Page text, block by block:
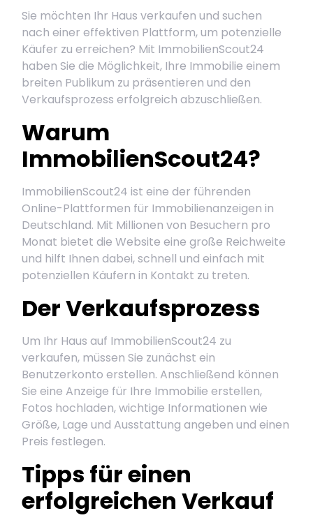
Sie möchten Ihr Haus verkaufen und suchen
nach einer effektiven Plattform, um potenzielle
Käufer zu erreichen? Mit ImmobilienScout24
haben Sie die Möglichkeit, Ihre Immobilie einem
breiten Publikum zu präsentieren und den
Verkaufsprozess erfolgreich abzuschließen.
Warum
ImmobilienScout24?
ImmobilienScout24 ist eine der führenden
Online-Plattformen für Immobilienanzeigen in
Deutschland. Mit Millionen von Besuchern pro
Monat bietet die Website eine große Reichweite
und hilft Ihnen dabei, schnell und einfach mit
potenziellen Käufern in Kontakt zu treten.
Der Verkaufsprozess
Um Ihr Haus auf ImmobilienScout24 zu
verkaufen, müssen Sie zunächst ein
Benutzerkonto erstellen. Anschließend können
Sie eine Anzeige für Ihre Immobilie erstellen,
Fotos hochladen, wichtige Informationen wie
Größe, Lage und Ausstattung angeben und einen
Preis festlegen.
Tipps für einen
erfolgreichen Verkauf